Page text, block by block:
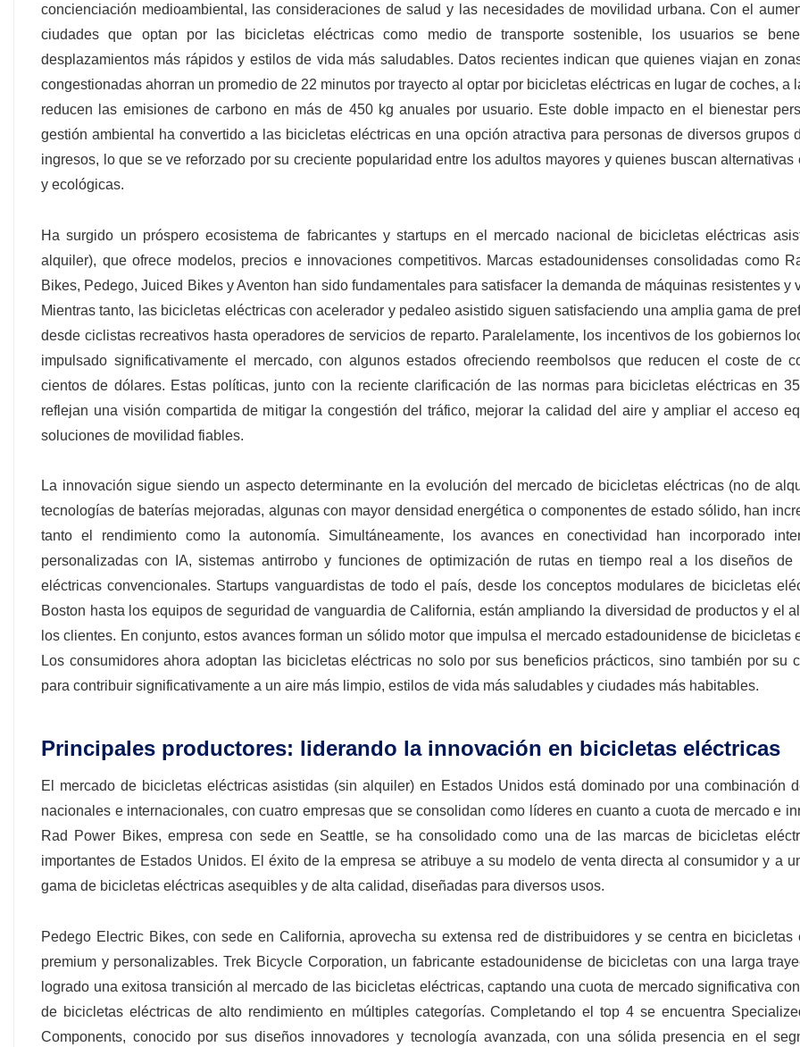
concienciación medioambiental, las consideraciones de salud y las necesidades de movilidad urbana. Con el
ciudades que optan por las bicicletas eléctricas como medio de transporte sostenible, los usuarios se
desplazamientos más rápidos y estilos de vida más saludables. Datos recientes indican que quienes viajan en
congestionadas ahorran un promedio de 22 minutos por trayecto al optar por bicicletas eléctricas en lugar de coches, a
reducen las emisiones de carbono en más de 450 kg anuales por usuario. Este doble impacto en el bienestar
gestión ambiental ha convertido a las bicicletas eléctricas en una opción atractiva para personas de diversos grupos
ingresos, lo que se ve reforzado por su creciente popularidad entre los adultos mayores y quienes buscan alternativas
y ecológicas.
Ha surgido un próspero ecosistema de fabricantes y startups en el mercado nacional de bicicletas eléctricas
alquiler), que ofrece modelos, precios e innovaciones competitivos. Marcas estadounidenses consolidadas como
Bikes, Pedego, Juiced Bikes y Aventon han sido fundamentales para satisfacer la demanda de máquinas resistentes y
Mientras tanto, las bicicletas eléctricas con acelerador y pedaleo asistido siguen satisfaciendo una amplia gama de
desde ciclistas recreativos hasta operadores de servicios de reparto. Paralelamente, los incentivos de los gobiernos
impulsado significativamente el mercado, con algunos estados ofreciendo reembolsos que reducen el coste de
cientos de dólares. Estas políticas, junto con la reciente clarificación de las normas para bicicletas eléctricas en
reflejan una visión compartida de mitigar la congestión del tráfico, mejorar la calidad del aire y ampliar el acceso
soluciones de movilidad fiables.
La innovación sigue siendo un aspecto determinante en la evolución del mercado de bicicletas eléctricas (no de
tecnologías de baterías mejoradas, algunas con mayor densidad energética o componentes de estado sólido, han
tanto el rendimiento como la autonomía. Simultáneamente, los avances en conectividad han incorporado
personalizadas con IA, sistemas antirrobo y funciones de optimización de rutas en tiempo real a los diseños de
eléctricas convencionales. Startups vanguardistas de todo el país, desde los conceptos modulares de bicicletas
Boston hasta los equipos de seguridad de vanguardia de California, están ampliando la diversidad de productos y el
los clientes. En conjunto, estos avances forman un sólido motor que impulsa el mercado estadounidense de bicicletas
Los consumidores ahora adoptan las bicicletas eléctricas no solo por sus beneficios prácticos, sino también por su
para contribuir significativamente a un aire más limpio, estilos de vida más saludables y ciudades más habitables.
Principales productores: liderando la innovación en bicicletas eléctricas
El mercado de bicicletas eléctricas asistidas (sin alquiler) en Estados Unidos está dominado por una combinación
nacionales e internacionales, con cuatro empresas que se consolidan como líderes en cuanto a cuota de mercado e
Rad Power Bikes, empresa con sede en Seattle, se ha consolidado como una de las marcas de bicicletas
importantes de Estados Unidos. El éxito de la empresa se atribuye a su modelo de venta directa al consumidor y a
gama de bicicletas eléctricas asequibles y de alta calidad, diseñadas para diversos usos.
Pedego Electric Bikes, con sede en California, aprovecha su extensa red de distribuidores y se centra en bicicletas
premium y personalizables. Trek Bicycle Corporation, un fabricante estadounidense de bicicletas con una larga
logrado una exitosa transición al mercado de las bicicletas eléctricas, captando una cuota de mercado significativa
de bicicletas eléctricas de alto rendimiento en múltiples categorías. Completando el top 4 se encuentra
Components, conocido por sus diseños innovadores y tecnología avanzada, con una sólida presencia en el